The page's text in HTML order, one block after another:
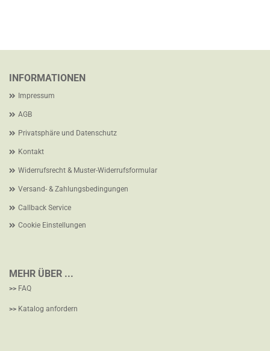
INFORMATIONEN
Impressum
AGB
Privatsphäre und Datenschutz
Kontakt
Widerrufsrecht & Muster-Widerrufsformular
Versand- & Zahlungsbedingungen
Callback Service
Cookie Einstellungen
MEHR ÜBER ...
>> FAQ
>> Katalog anfordern